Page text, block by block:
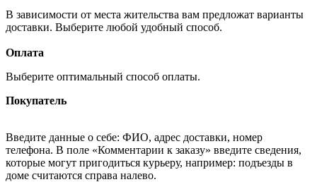
В зависимости от места жительства вам предложат варианты
доставки. Выберите любой удобный способ.
Оплата
Выберите оптимальный способ оплаты.
Покупатель
Введите данные о себе: ФИО, адрес доставки, номер
телефона. В поле «Комментарии к заказу» введите сведения,
которые могут пригодиться курьеру, например: подъезды в
доме считаются справа налево.